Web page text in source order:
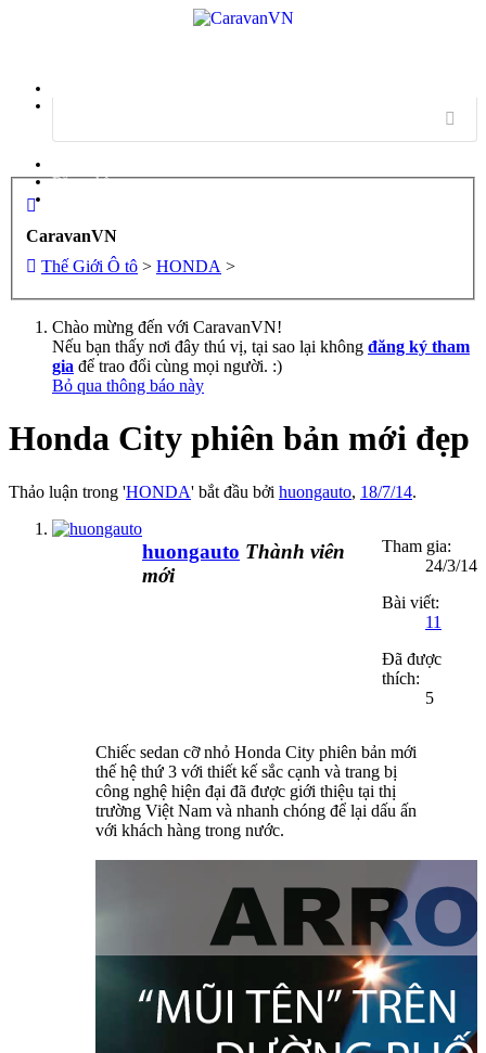
Đăng nhập
CaravanVN
Thế Giới Ô tô > HONDA >
Chào mừng đến với CaravanVN!
Nếu bạn thấy nơi đây thú vị, tại sao lại không đăng ký tham
gia để trao đổi cùng mọi người. :)
Bỏ qua thông báo này
Honda City phiên bản mới đẹp
Thảo luận trong 'HONDA' bắt đầu bởi huongauto, 18/7/14.
huongauto Thành viên
mới
Tham gia:
24/3/14
Bài viết:
11
Đã được
thích:
5
Chiếc sedan cỡ nhỏ Honda City phiên bản mới
thế hệ thứ 3 với thiết kế sắc cạnh và trang bị
công nghệ hiện đại đã được giới thiệu tại thị
trường Việt Nam và nhanh chóng để lại dấu ấn
với khách hàng trong nước.